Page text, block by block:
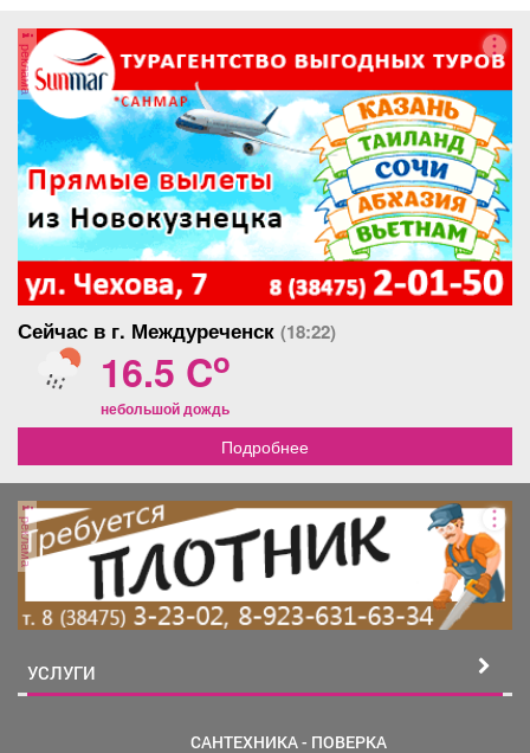
реклама
Сейчас в г. Междуреченск (18:22)
16.5 Co
небольшой дождь
Подробнее
реклама
УСЛУГИ
САНТЕХНИКА - ПОВЕРКА